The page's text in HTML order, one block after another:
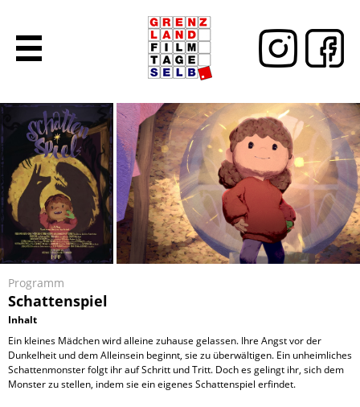
Programm
Schattenspiel
Inhalt
Ein kleines Mädchen wird alleine zuhause gelassen. Ihre Angst vor der
Dunkelheit und dem Alleinsein beginnt, sie zu überwältigen. Ein unheimliches
Schattenmonster folgt ihr auf Schritt und Tritt. Doch es gelingt ihr, sich dem
Monster zu stellen, indem sie ein eigenes Schattenspiel erfindet.